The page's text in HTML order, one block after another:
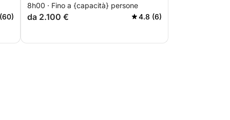
8h00 · Fino a {capacità} persone
da 2.100 € 4.8 (6)